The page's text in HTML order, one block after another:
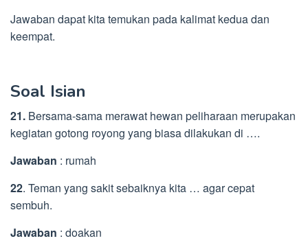
Jawaban dapat kita temukan pada kalimat kedua dan
keempat.
Soal Isian
21. Bersama-sama merawat hewan peliharaan merupakan
kegiatan gotong royong yang biasa dilakukan di ….
Jawaban : rumah
22. Teman yang sakit sebaiknya kita … agar cepat
sembuh.
Jawaban : doakan